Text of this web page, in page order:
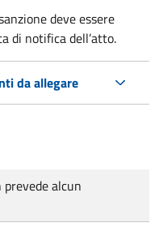
deve essere
di notifica dell’atto.
da allegare
alcun